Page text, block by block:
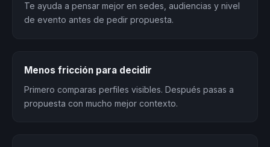
Te ayuda a pensar mejor en sedes, audiencias y nivel
de evento antes de pedir propuesta.
Menos fricción para decidir
Primero comparas perfiles visibles. Después pasas a
propuesta con mucho mejor contexto.